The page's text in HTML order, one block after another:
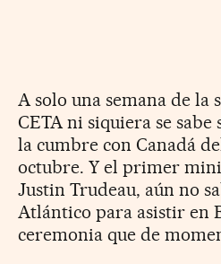
A solo una semana de la
CETA ni siquiera se
la cumbre con Canadá
octubre. Y el primer
Justin Trudeau, aún no
Atlántico para asistir en
ceremonia que de